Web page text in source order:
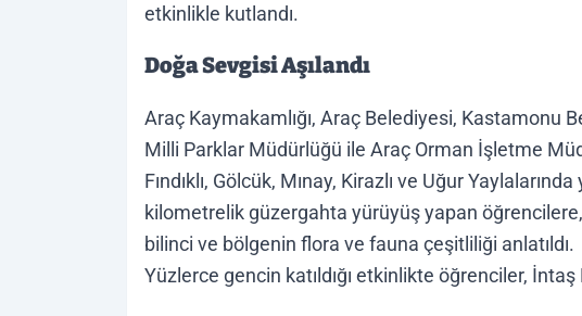
etkinlikle kutlandı.
Doğa Sevgisi Aşılandı
Araç Kaymakamlığı, Araç Belediyesi, Kastamonu
Milli Parklar Müdürlüğü ile Araç Orman İşletme
Fındıklı, Gölcük, Mınay, Kirazlı ve Uğur
kilometrelik güzergahta yürüyüş yapan
bilinci ve bölgenin flora ve fauna çeşitliliği anlatıldı.
Yüzlerce gencin katıldığı etkinlikte öğrenciler,